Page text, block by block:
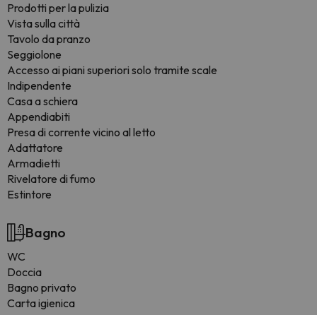
Prodotti per la pulizia
Vista sulla città
Tavolo da pranzo
Seggiolone
Accesso ai piani superiori solo tramite scale
Indipendente
Casa a schiera
Appendiabiti
Presa di corrente vicino al letto
Adattatore
Armadietti
Rivelatore di fumo
Estintore
Bagno
WC
Doccia
Bagno privato
Carta igienica